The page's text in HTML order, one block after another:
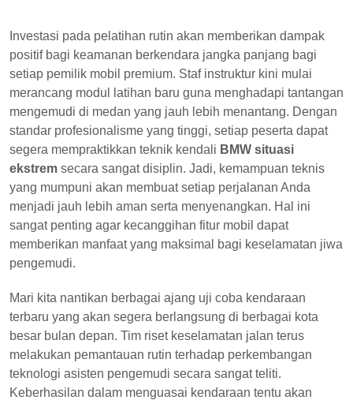
Investasi pada pelatihan rutin akan memberikan dampak
positif bagi keamanan berkendara jangka panjang bagi
setiap pemilik mobil premium. Staf instruktur kini mulai
merancang modul latihan baru guna menghadapi tantangan
mengemudi di medan yang jauh lebih menantang. Dengan
standar profesionalisme yang tinggi, setiap peserta dapat
segera mempraktikkan teknik kendali BMW situasi
ekstrem secara sangat disiplin. Jadi, kemampuan teknis
yang mumpuni akan membuat setiap perjalanan Anda
menjadi jauh lebih aman serta menyenangkan. Hal ini
sangat penting agar kecanggihan fitur mobil dapat
memberikan manfaat yang maksimal bagi keselamatan jiwa
pengemudi.
Mari kita nantikan berbagai ajang uji coba kendaraan
terbaru yang akan segera berlangsung di berbagai kota
besar bulan depan. Tim riset keselamatan jalan terus
melakukan pemantauan rutin terhadap perkembangan
teknologi asisten pengemudi secara sangat teliti.
Keberhasilan dalam menguasai kendaraan tentu akan